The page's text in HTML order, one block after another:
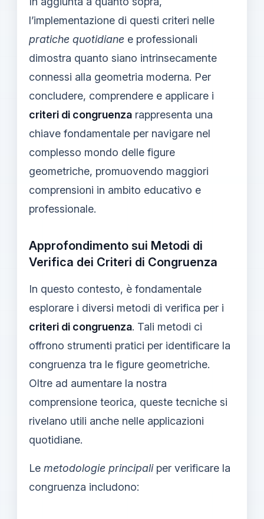
l’implementazione di questi criteri nelle
pratiche quotidiane e professionali
dimostra quanto siano intrinsecamente
connessi alla geometria moderna. Per
concludere, comprendere e applicare i
criteri di congruenza rappresenta una
chiave fondamentale per navigare nel
complesso mondo delle figure
geometriche, promuovendo maggiori
comprensioni in ambito educativo e
professionale.
Approfondimento sui Metodi di
Verifica dei Criteri di Congruenza
In questo contesto, è fondamentale
esplorare i diversi metodi di verifica per i
criteri di congruenza. Tali metodi ci
offrono strumenti pratici per identificare la
congruenza tra le figure geometriche.
Oltre ad aumentare la nostra
comprensione teorica, queste tecniche si
rivelano utili anche nelle applicazioni
quotidiane.
Le metodologie principaliper verificare la
congruenza includono: